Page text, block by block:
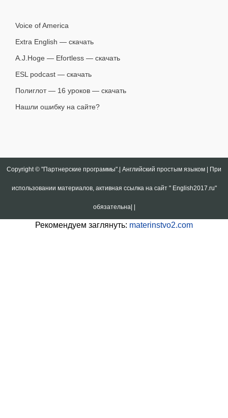
Voice of America
Extra English — скачать
A.J.Hoge — Efortless — скачать
ESL podcast — скачать
Полиглот — 16 уроков — скачать
Нашли ошибку на сайте?
Copyright © "Партнерские программы".| Английский простым языком | При
использовании материалов, активная ссылка на сайт " English2017.ru"
обязательна| |
Рекомендуем заглянуть: materinstvo2.com